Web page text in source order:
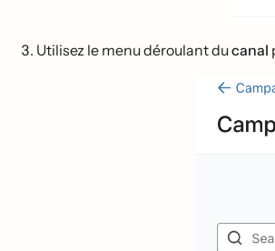
Utilisez le menu déroulant ducanal